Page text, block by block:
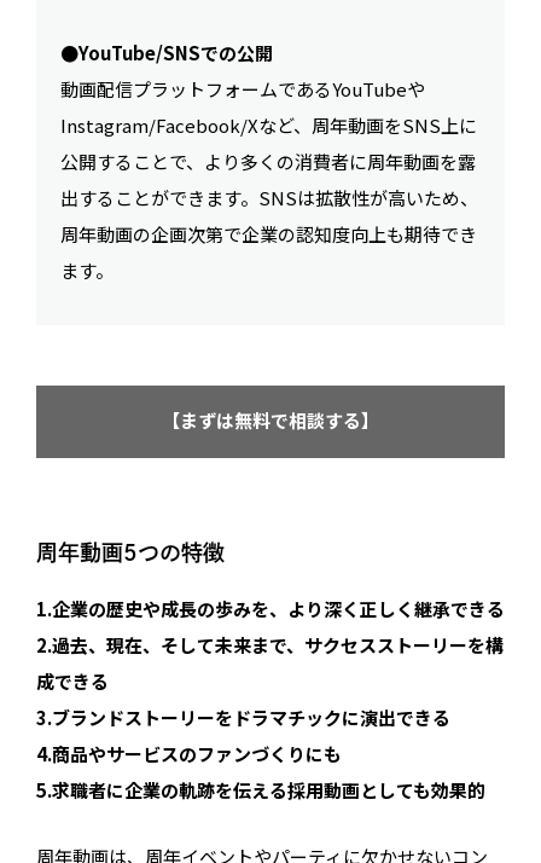
●YouTube/SNSでの公開
動画配信プラットフォームであるYouTubeや
Instagram/Facebook/Xなど、周年動画をSNS上に
公開することで、より多くの消費者に周年動画を露
出することができます。SNSは拡散性が高いため、
周年動画の企画次第で企業の認知度向上も期待でき
ます。
【まずは無料で相談する】
周年動画5つの特徴
1.企業の歴史や成長の歩みを、より深く正しく継承できる
2.過去、現在、そして未来まで、サクセスストーリーを構
成できる
3.ブランドストーリーをドラマチックに演出できる
4.商品やサービスのファンづくりにも
5.求職者に企業の軌跡を伝える採用動画としても効果的
周年動画は、周年イベントやパーティに欠かせないコン